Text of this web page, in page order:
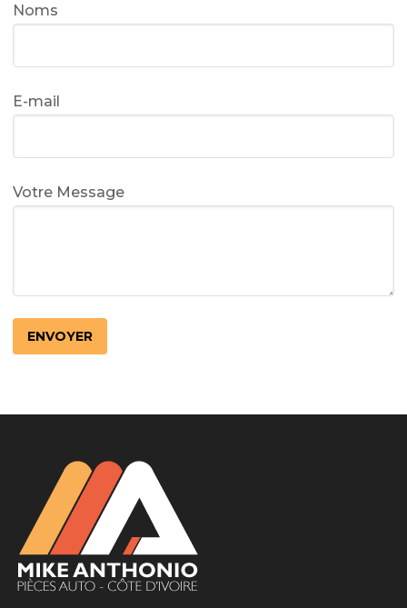
Noms
E-mail
Votre Message
LotoMart
Бай Лото
escort barcelone
https://intimaties.net/es/category/woman-used-
used-panties-es/
eros houston
albanianescort